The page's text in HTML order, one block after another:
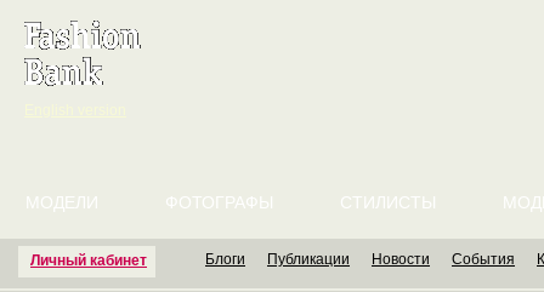
Личный кабинет
МОДЕЛИ ФОТОГРАФЫ СТИЛИСТЫ
Блоги Публикации Новости События